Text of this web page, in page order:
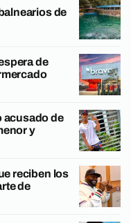
de
de
acusado de
y
reciben los
de